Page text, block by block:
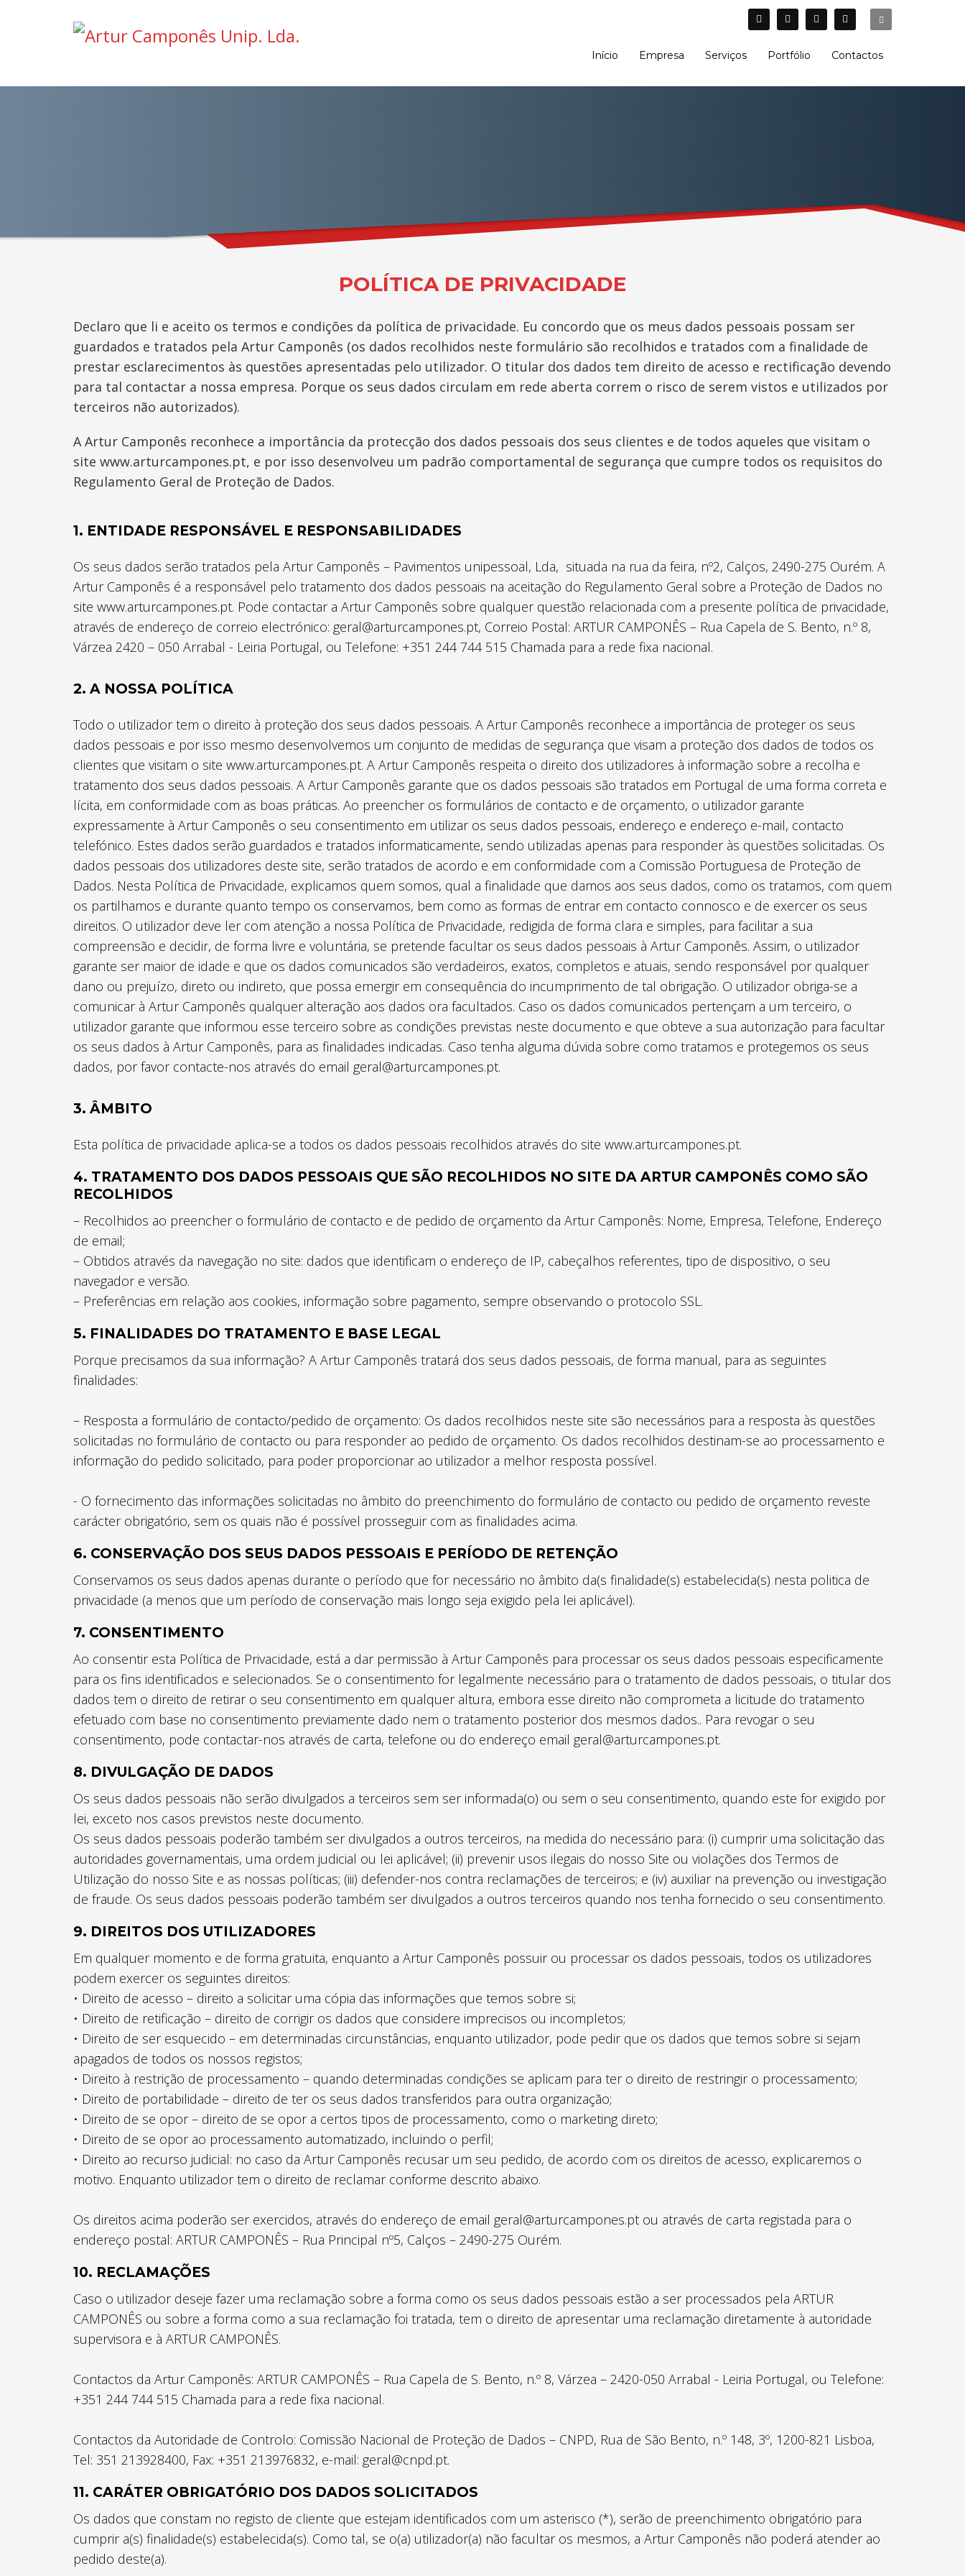
Início Empresa Serviços Portfólio Contactos
POLÍTICA DE PRIVACIDADE
Declaro que li e aceito os termos e condições da política de privacidade. Eu concordo que os meus dados pessoais possam ser
guardados e tratados pela Artur Camponês (os dados recolhidos neste formulário são recolhidos e tratados com a finalidade de
prestar esclarecimentos às questões apresentadas pelo utilizador. O titular dos dados tem direito de acesso e rectificação devendo
para tal contactar a nossa empresa. Porque os seus dados circulam em rede aberta correm o risco de serem vistos e utilizados por
terceiros não autorizados).
A Artur Camponês reconhece a importância da protecção dos dados pessoais dos seus clientes e de todos aqueles que visitam o
site www.arturcampones.pt, e por isso desenvolveu um padrão comportamental de segurança que cumpre todos os requisitos do
Regulamento Geral de Proteção de Dados.
1. ENTIDADE RESPONSÁVEL E RESPONSABILIDADES
Os seus dados serão tratados pela Artur Camponês – Pavimentos unipessoal, Lda, situada na rua da feira, nº2, Calços, 2490-275 Ourém. A
Artur Camponês é a responsável pelo tratamento dos dados pessoais na aceitação do Regulamento Geral sobre a Proteção de Dados no
site www.arturcampones.pt. Pode contactar a Artur Camponês sobre qualquer questão relacionada com a presente política de privacidade,
através de endereço de correio electrónico: geral@arturcampones.pt, Correio Postal: ARTUR CAMPONÊS – Rua Capela de S. Bento, n.º 8,
Várzea 2420 – 050 Arrabal - Leiria Portugal, ou Telefone: +351 244 744 515 Chamada para a rede fixa nacional.
2. A NOSSA POLÍTICA
Todo o utilizador tem o direito à proteção dos seus dados pessoais. A Artur Camponês reconhece a importância de proteger os seus
dados pessoais e por isso mesmo desenvolvemos um conjunto de medidas de segurança que visam a proteção dos dados de todos os
clientes que visitam o site www.arturcampones.pt. A Artur Camponês respeita o direito dos utilizadores à informação sobre a recolha e
tratamento dos seus dados pessoais. A Artur Camponês garante que os dados pessoais são tratados em Portugal de uma forma correta e
lícita, em conformidade com as boas práticas. Ao preencher os formulários de contacto e de orçamento, o utilizador garante
expressamente à Artur Camponês o seu consentimento em utilizar os seus dados pessoais, endereço e endereço e-mail, contacto
telefónico. Estes dados serão guardados e tratados informaticamente, sendo utilizadas apenas para responder às questões solicitadas. Os
dados pessoais dos utilizadores deste site, serão tratados de acordo e em conformidade com a Comissão Portuguesa de Proteção de
Dados. Nesta Política de Privacidade, explicamos quem somos, qual a finalidade que damos aos seus dados, como os tratamos, com quem
os partilhamos e durante quanto tempo os conservamos, bem como as formas de entrar em contacto connosco e de exercer os seus
direitos. O utilizador deve ler com atenção a nossa Política de Privacidade, redigida de forma clara e simples, para facilitar a sua
compreensão e decidir, de forma livre e voluntária, se pretende facultar os seus dados pessoais à Artur Camponês. Assim, o utilizador
garante ser maior de idade e que os dados comunicados são verdadeiros, exatos, completos e atuais, sendo responsável por qualquer
dano ou prejuízo, direto ou indireto, que possa emergir em consequência do incumprimento de tal obrigação. O utilizador obriga-se a
comunicar à Artur Camponês qualquer alteração aos dados ora facultados. Caso os dados comunicados pertençam a um terceiro, o
utilizador garante que informou esse terceiro sobre as condições previstas neste documento e que obteve a sua autorização para facultar
os seus dados à Artur Camponês, para as finalidades indicadas. Caso tenha alguma dúvida sobre como tratamos e protegemos os seus
dados, por favor contacte-nos através do email geral@arturcampones.pt.
3. ÂMBITO
Esta política de privacidade aplica-se a todos os dados pessoais recolhidos através do site www.arturcampones.pt.
4. TRATAMENTO DOS DADOS PESSOAIS QUE SÃO RECOLHIDOS NO SITE DA ARTUR CAMPONÊS COMO SÃO
RECOLHIDOS
– Recolhidos ao preencher o formulário de contacto e de pedido de orçamento da Artur Camponês: Nome, Empresa, Telefone, Endereço
de email;
– Obtidos através da navegação no site: dados que identificam o endereço de IP, cabeçalhos referentes, tipo de dispositivo, o seu
navegador e versão.
– Preferências em relação aos cookies, informação sobre pagamento, sempre observando o protocolo SSL.
5. FINALIDADES DO TRATAMENTO E BASE LEGAL
Porque precisamos da sua informação? A Artur Camponês tratará dos seus dados pessoais, de forma manual, para as seguintes
finalidades:
– Resposta a formulário de contacto/pedido de orçamento: Os dados recolhidos neste site são necessários para a resposta às questões
solicitadas no formulário de contacto ou para responder ao pedido de orçamento. Os dados recolhidos destinam-se ao processamento e
informação do pedido solicitado, para poder proporcionar ao utilizador a melhor resposta possível.
- O fornecimento das informações solicitadas no âmbito do preenchimento do formulário de contacto ou pedido de orçamento reveste
carácter obrigatório, sem os quais não é possível prosseguir com as finalidades acima.
6. CONSERVAÇÃO DOS SEUS DADOS PESSOAIS E PERÍODO DE RETENÇÃO
Conservamos os seus dados apenas durante o período que for necessário no âmbito da(s finalidade(s) estabelecida(s) nesta politica de
privacidade (a menos que um período de conservação mais longo seja exigido pela lei aplicável).
7. CONSENTIMENTO
Ao consentir esta Política de Privacidade, está a dar permissão à Artur Camponês para processar os seus dados pessoais especificamente
para os fins identificados e selecionados. Se o consentimento for legalmente necessário para o tratamento de dados pessoais, o titular dos
dados tem o direito de retirar o seu consentimento em qualquer altura, embora esse direito não comprometa a licitude do tratamento
efetuado com base no consentimento previamente dado nem o tratamento posterior dos mesmos dados.. Para revogar o seu
consentimento, pode contactar-nos através de carta, telefone ou do endereço email geral@arturcampones.pt.
8. DIVULGAÇÃO DE DADOS
Os seus dados pessoais não serão divulgados a terceiros sem ser informada(o) ou sem o seu consentimento, quando este for exigido por
lei, exceto nos casos previstos neste documento.
Os seus dados pessoais poderão também ser divulgados a outros terceiros, na medida do necessário para: (i) cumprir uma solicitação das
autoridades governamentais, uma ordem judicial ou lei aplicável; (ii) prevenir usos ilegais do nosso Site ou violações dos Termos de
Utilização do nosso Site e as nossas políticas; (iii) defender-nos contra reclamações de terceiros; e (iv) auxiliar na prevenção ou investigação
de fraude. Os seus dados pessoais poderão também ser divulgados a outros terceiros quando nos tenha fornecido o seu consentimento.
9. DIREITOS DOS UTILIZADORES
Em qualquer momento e de forma gratuita, enquanto a Artur Camponês possuir ou processar os dados pessoais, todos os utilizadores
podem exercer os seguintes direitos:
• Direito de acesso – direito a solicitar uma cópia das informações que temos sobre si;
• Direito de retificação – direito de corrigir os dados que considere imprecisos ou incompletos;
• Direito de ser esquecido – em determinadas circunstâncias, enquanto utilizador, pode pedir que os dados que temos sobre si sejam
apagados de todos os nossos registos;
• Direito à restrição de processamento – quando determinadas condições se aplicam para ter o direito de restringir o processamento;
• Direito de portabilidade – direito de ter os seus dados transferidos para outra organização;
• Direito de se opor – direito de se opor a certos tipos de processamento, como o marketing direto;
• Direito de se opor ao processamento automatizado, incluindo o perfil;
• Direito ao recurso judicial: no caso da Artur Camponês recusar um seu pedido, de acordo com os direitos de acesso, explicaremos o
motivo. Enquanto utilizador tem o direito de reclamar conforme descrito abaixo.
Os direitos acima poderão ser exercidos, através do endereço de email geral@arturcampones.pt ou através de carta registada para o
endereço postal: ARTUR CAMPONÊS – Rua Principal nº5, Calços – 2490-275 Ourém.
10. RECLAMAÇÕES
Caso o utilizador deseje fazer uma reclamação sobre a forma como os seus dados pessoais estão a ser processados pela ARTUR
CAMPONÊS ou sobre a forma como a sua reclamação foi tratada, tem o direito de apresentar uma reclamação diretamente à autoridade
supervisora e à ARTUR CAMPONÊS.
Contactos da Artur Camponês: ARTUR CAMPONÊS – Rua Capela de S. Bento, n.º 8, Várzea – 2420-050 Arrabal - Leiria Portugal, ou Telefone:
+351 244 744 515 Chamada para a rede fixa nacional.
Contactos da Autoridade de Controlo: Comissão Nacional de Proteção de Dados – CNPD, Rua de São Bento, n.º 148, 3º, 1200-821 Lisboa,
Tel: 351 213928400, Fax: +351 213976832, e-mail: geral@cnpd.pt.
11. CARÁTER OBRIGATÓRIO DOS DADOS SOLICITADOS
Os dados que constam no registo de cliente que estejam identificados com um asterisco (*), serão de preenchimento obrigatório para
cumprir a(s) finalidade(s) estabelecida(s). Como tal, se o(a) utilizador(a) não facultar os mesmos, a Artur Camponês não poderá atender ao
pedido deste(a).